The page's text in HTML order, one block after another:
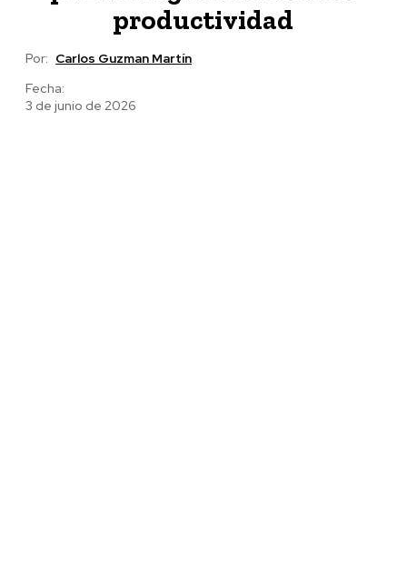
productividad
Por: Carlos Guzman Martín
Fecha:
3 de junio de 2026